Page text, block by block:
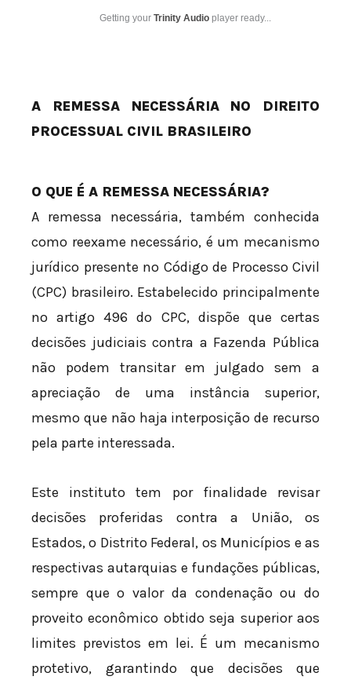
Getting your Trinity Audio player ready...
A REMESSA NECESSÁRIA NO DIREITO
PROCESSUAL CIVIL BRASILEIRO
O QUE É A REMESSA NECESSÁRIA?
A remessa necessária, também conhecida
como reexame necessário, é um mecanismo
jurídico presente no Código de Processo Civil
(CPC) brasileiro. Estabelecido principalmente
no artigo 496 do CPC, dispõe que certas
decisões judiciais contra a Fazenda Pública
não podem transitar em julgado sem a
apreciação de uma instância superior,
mesmo que não haja interposição de recurso
pela parte interessada.
Este instituto tem por finalidade revisar
decisões proferidas contra a União, os
Estados, o Distrito Federal, os Municípios e as
respectivas autarquias e fundações públicas,
sempre que o valor da condenação ou do
proveito econômico obtido seja superior aos
limites previstos em lei. É um mecanismo
protetivo, garantindo que decisões que